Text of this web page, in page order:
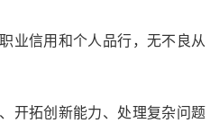
业信用和个人品行，无不良从
开拓创新能力、处理复杂问题